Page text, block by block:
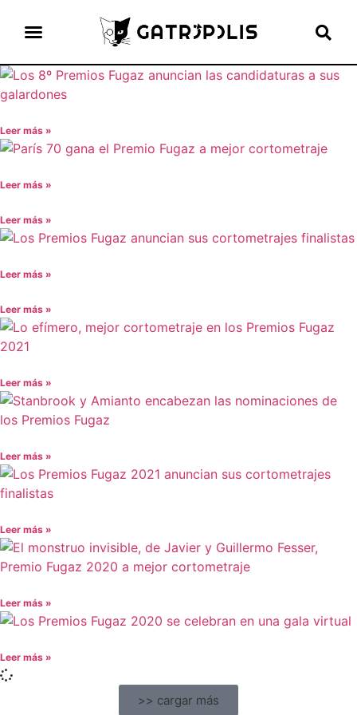
Leer más »
Leer más »
Leer más »
Leer más »
Leer más »
Leer más »
Leer más »
Leer más »
Leer más »
Leer más »
>> cargar más